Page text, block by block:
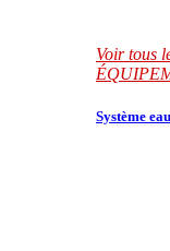
Voir tous
Système